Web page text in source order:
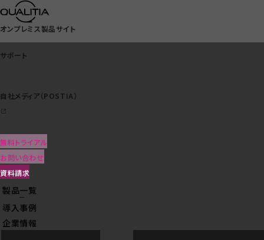
オンプレミス製品サイト
サポート
自社メディア（POSTIA）
無料トライアル
お問い合わせ
資料請求
製品一覧
導入事例
企業情報
自社メディア（POSTIA）
クラウドサービス一覧
規模メールシステム
メール・添付ファイル無害化対策のご案内
対策についてくわしく見る